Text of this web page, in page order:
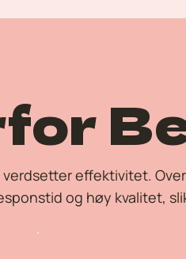
effektivitet.
og høy kvalitet,